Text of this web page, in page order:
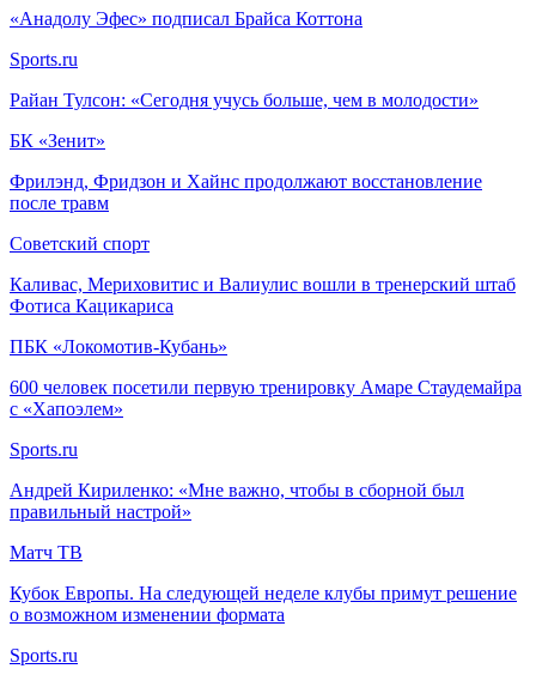
«Анадолу Эфес» подписал Брайса Коттона
Sports.ru
Райан Тулсон: «Сегодня учусь больше, чем в молодости»
БК «Зенит»
Фрилэнд, Фридзон и Хайнс продолжают восстановление
после травм
Советский спорт
Каливас, Мериховитис и Валиулис вошли в тренерский штаб
Фотиса Кацикариса
ПБК «Локомотив-Кубань»
600 человек посетили первую тренировку Амаре Стаудемайра
с «Хапоэлем»
Sports.ru
Андрей Кириленко: «Мне важно, чтобы в сборной был
правильный настрой»
Матч ТВ
Кубок Европы. На следующей неделе клубы примут решение
о возможном изменении формата
Sports.ru